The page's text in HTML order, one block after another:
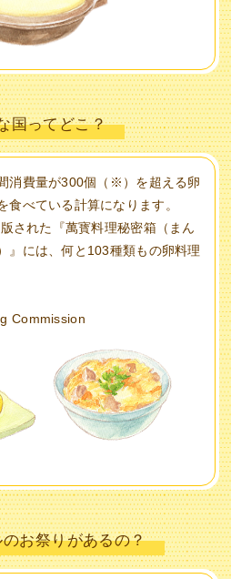
国ってどこ？
消費量が300個（※）を超える卵
食べている計算になります。
された『萬寳料理秘密箱（まん
』には、何と103種類もの卵料理
Commission
お祭りがあるの？